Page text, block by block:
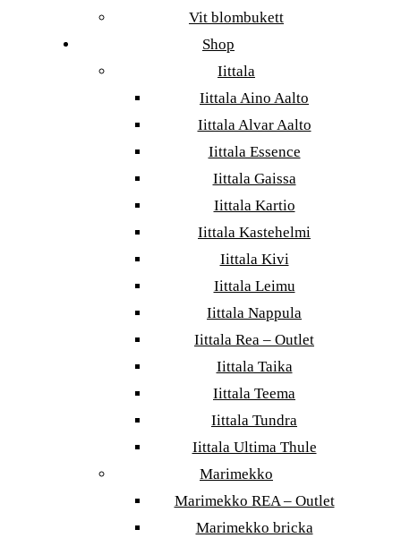
Vit blombukett
Shop
Iittala
Iittala Aino Aalto
Iittala Alvar Aalto
Iittala Essence
Iittala Gaissa
Iittala Kartio
Iittala Kastehelmi
Iittala Kivi
Iittala Leimu
Iittala Nappula
Iittala Rea – Outlet
Iittala Taika
Iittala Teema
Iittala Tundra
Iittala Ultima Thule
Marimekko
Marimekko REA – Outlet
Marimekko bricka